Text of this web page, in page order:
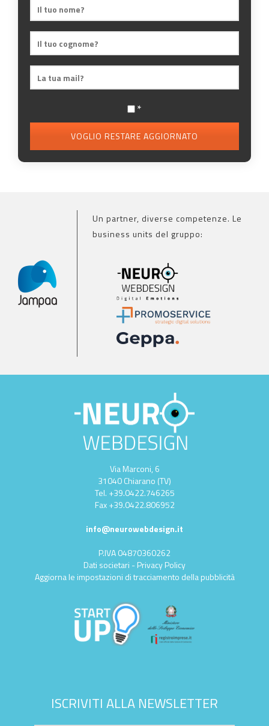
*
VOGLIO RESTARE AGGIORNATO
Un partner, diverse competenze. Le
business units del gruppo:
Via Marconi, 6
31040 Chiarano (TV)
Tel. +39.0422.746265
Fax+39.0422.806952
info@neurowebdesign.it
P.IVA 04870360262
Dati societari -Privacy Policy
Aggiorna le impostazioni di tracciamento della pubblicità
ISCRIVITI ALLA NEWSLETTER